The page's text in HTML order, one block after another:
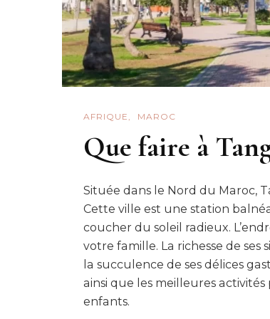
AFRIQUE MAROC
Que faire à
Située dans le Nord du Maroc,
Cette ville est une station
coucher du soleil radieux.
votre famille. La richesse de ses
la succulence de ses délices
ainsi que les meilleures
enfants.